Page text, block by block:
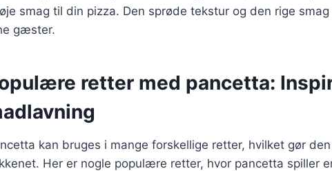
smag til din pizza. Den sprøde tekstur og den rige
gæster.
retter med pancetta:
kan bruges i mange forskellige retter, hvilket gør
Her er nogle populære retter, hvor pancetta spiller